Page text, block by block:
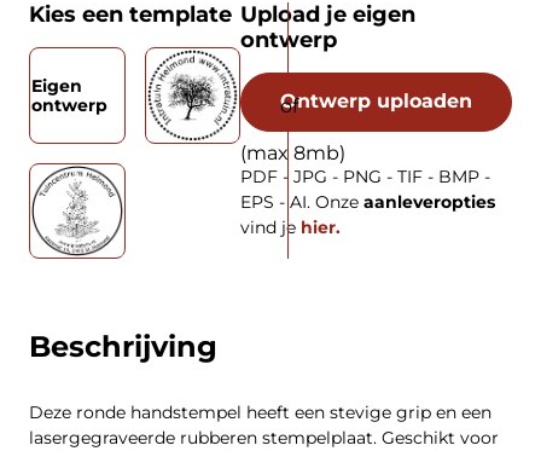
Beschrijving
Deze ronde handstempel heeft een stevige grip en een
lasergegraveerde rubberen stempelplaat. Geschikt voor
Kies een template
Eigen
ontwerp
Upload je eigen
ontwerp
Ontwerp uploaden
(max 8mb)
PDF - JPG - PNG - TIF - BMP -
EPS - AI. Onze aanleveropties
vind je hier.